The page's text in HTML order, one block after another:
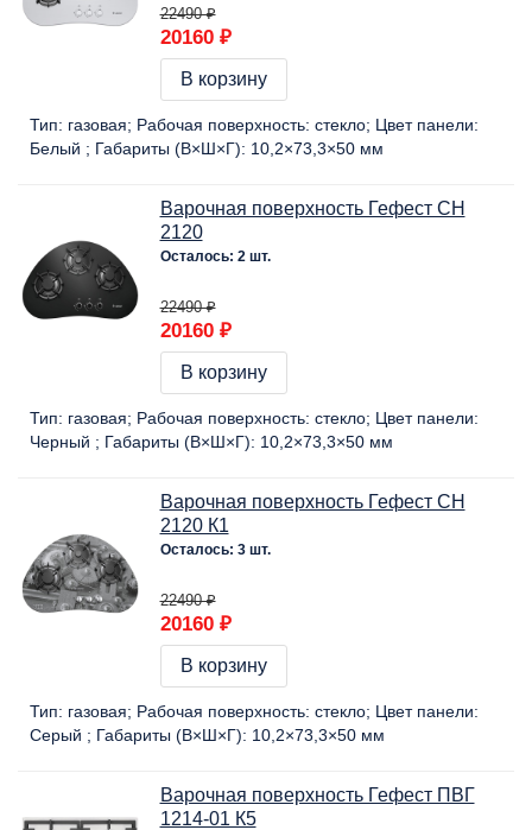
22490 ₽
20160 ₽
В корзину
Тип: газовая Рабочая поверхность: стекло Цвет панели:
Белый
Габариты (В×Ш×Г): 10,2×73,3×50 мм
Варочная поверхность Гефест СН
2120
Осталось: 2 шт.
22490 ₽
20160 ₽
В корзину
Тип: газовая Рабочая поверхность: стекло Цвет панели:
Черный
Габариты (В×Ш×Г): 10,2×73,3×50 мм
Варочная поверхность Гефест СН
2120 К1
Осталось: 3 шт.
22490 ₽
20160 ₽
В корзину
Тип: газовая Рабочая поверхность: стекло Цвет панели:
Серый
Габариты (В×Ш×Г): 10,2×73,3×50 мм
Варочная поверхность Гефест ПВГ
1214-01 К5